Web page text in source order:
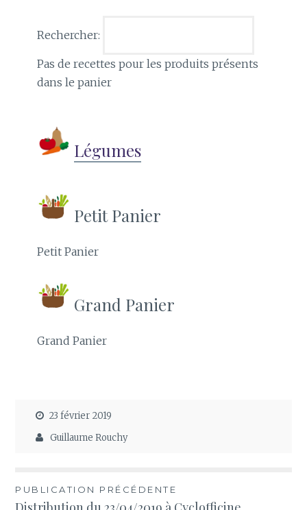
Rechercher:
Pas de recettes pour les produits présents
dans le panier
Légumes
Petit Panier
Petit Panier
Grand Panier
Grand Panier
23 février 2019
Guillaume Rouchy
Navigation
PUBLICATION PRÉCÉDENTE